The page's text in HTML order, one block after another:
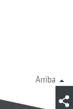
Arriba